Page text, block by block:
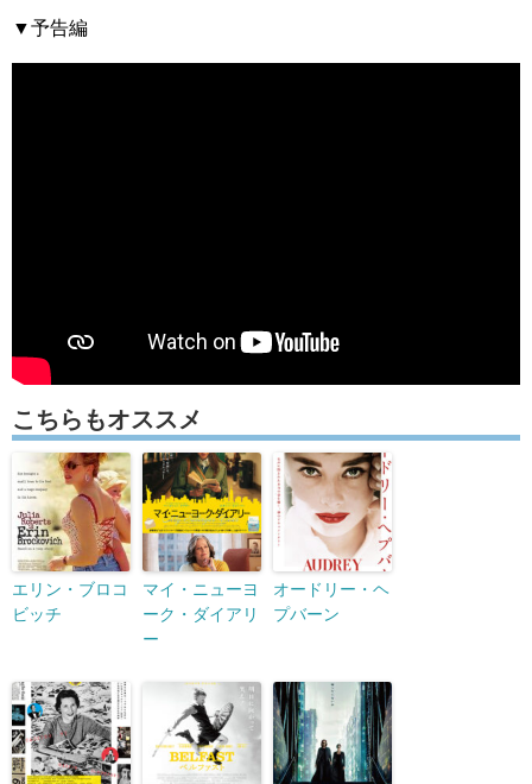
▼予告編
こちらもオススメ
エリン・ブロコ
ビッチ
マイ・ニューヨ
ーク・ダイアリ
ー
オードリー・ヘ
プバーン